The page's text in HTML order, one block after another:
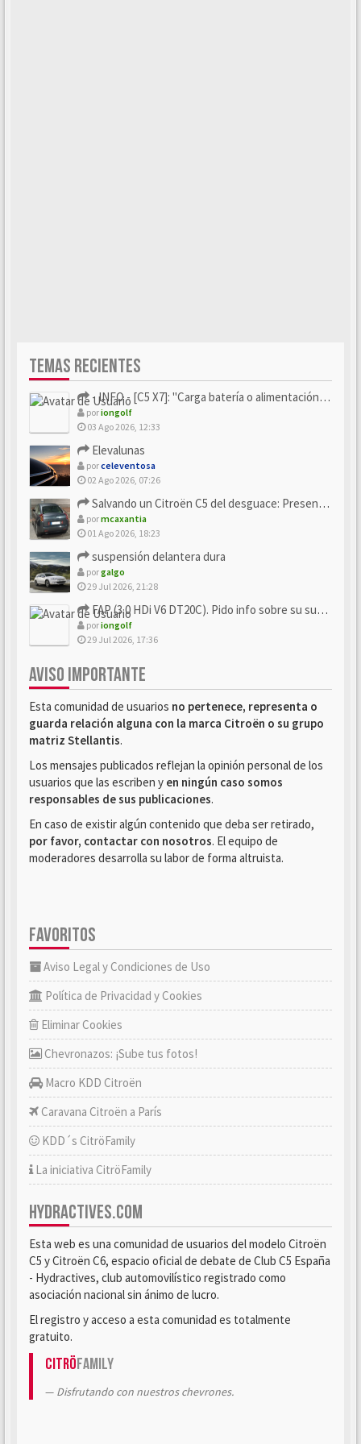
TEMAS RECIENTES
- INFO - [C5 X7]: "Carga batería o alimentación eléctri...
poriongolf
03 Ago 2026, 12:33
Elevalunas
porceleventosa
02 Ago 2026, 07:26
Salvando un Citroën C5 del desguace: Presentación y seguimiento
pormcaxantia
01 Ago 2026, 18:23
suspensión delantera dura
porgalgo
29 Jul 2026, 21:28
FAP (3.0 HDi V6 DT20C). Pido info sobre su sustitución
poriongolf
29 Jul 2026, 17:36
AVISO IMPORTANTE
Esta comunidad de usuarios no pertenece, representa o
guarda relación alguna con la marca Citroën o su grupo
matriz Stellantis.
Los mensajes publicados reflejan la opinión personal de los
usuarios que las escriben y en ningún caso somos
responsables de sus publicaciones.
En caso de existir algún contenido que deba ser retirado,
por favor, contactar con nosotros. El equipo de
moderadores desarrolla su labor de forma altruista.
FAVORITOS
Aviso Legal y Condiciones de Uso
Política de Privacidad y Cookies
Eliminar Cookies
Chevronazos: ¡Sube tus fotos!
Macro KDD Citroën
Caravana Citroën a París
KDD´s CitröFamily
La iniciativa CitröFamily
HYDRACTIVES.COM
Esta web es una comunidad de usuarios del modelo Citroën
C5 y Citroën C6, espacio oficial de debate de Club C5 España
- Hydractives, club automovilístico registrado como
asociación nacional sin ánimo de lucro.
El registro y acceso a esta comunidad es totalmente
gratuito.
CitröFamily
Disfrutando con nuestros chevrones.